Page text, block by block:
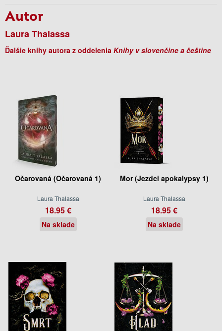
Autor
Laura Thalassa
Ďalšie knihy autora z oddelenia Knihy v slovenčine a češtine
Očarovaná (Očarovaná 1)
Laura Thalassa
18.95 €
Na sklade
Mor (Jezdci apokalypsy 1)
Laura Thalassa
18.95 €
Na sklade